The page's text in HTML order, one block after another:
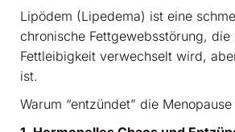
Lipödem (Lipedema) ist eine
chronische Fettgewebsstörung,
Fettleibigkeit verwechselt wird,
ist.
Warum “entzündet” die